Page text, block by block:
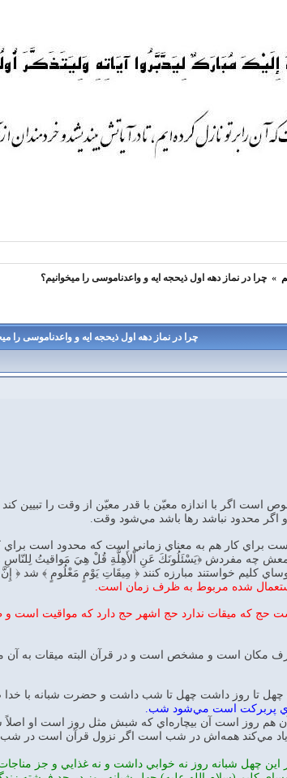
» چرا در نماز دهه اول ذیحجه ايه و واعدناموسی را ميخوانيم؟
چرا در نماز دهه اول ذیحجه ايه و واعدناموسی را
اگر با اندازه معيّن با قدر معيّن از وقت را تبيين
محدود نباشد رها باشد مي‌شود وقت.
كار هم به معناي زماني است كه محدود است براي
مفردش ﴿يَسْئَلُونَكَ عَنِ اْلأَهِلَّةِ قُلْ هِيَ مَواقيتُ لِلنّاسِ
كليم خواستند مبارزه كنند ﴿ مِيقَاتِ يَوْمٍ مَعْلُومٍ ﴾ شد ﴿
شده مربوط به ظرف زمان است.
حج كه ميقات ندارد حج اشهر حج دارد كه مواقيت است
است و مشخص است و در قرآن البته ميقات به آن
چهل تا روز داشت چهل تا شب داشت و حضرت شبانه با
پربركت است مي‌شود شب.
هم روز است آن بيچاره‌اي كه شبش مثل روز است او
ياد مي‌كند همه‌اش در شب است اگر نزول قرآن است در
چهل شبانه روز نه خوابي داشت و نه غذايي و جز